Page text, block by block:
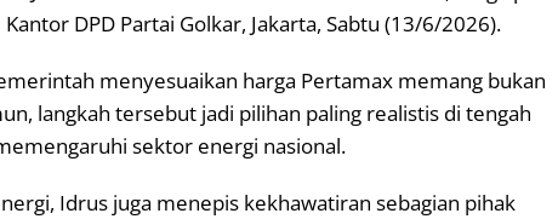
DPD Partai Golkar, Jakarta, Sabtu (13/6/2026).
menyesuaikan harga Pertamax memang bukan
langkah tersebut jadi pilihan paling realistis di tengah
sektor energi nasional.
Idrus juga menepis kekhawatiran sebagian pihak